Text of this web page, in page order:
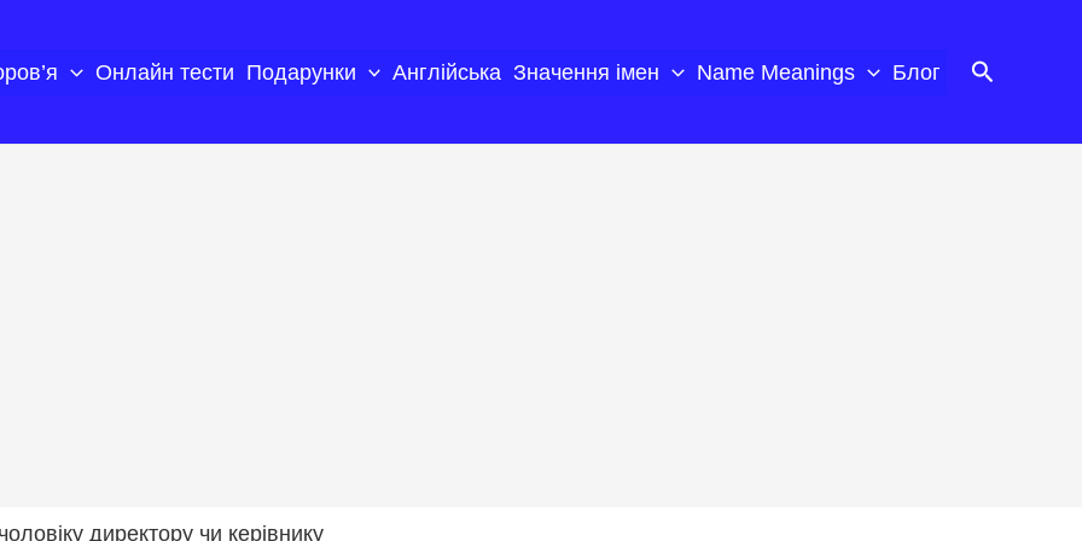
Онлайн тести Подарунки Англійська Значення імен Name Meanings Блог Пошук
директору чи керівнику